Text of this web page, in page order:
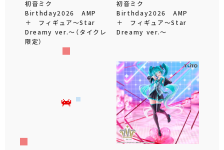
初音ミク
Birthday2026 AMP
＋ フィギュア～Star
Dreamy ver.～（タイクレ
限定）
初音ミク
Birthday2026 AMP
＋ フィギュア～Star
Dreamy ver.～